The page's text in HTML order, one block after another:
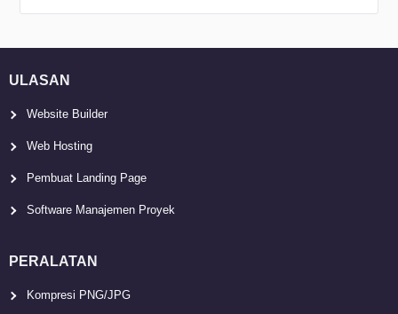
ULASAN
Website Builder
Web Hosting
Pembuat Landing Page
Software Manajemen Proyek
PERALATAN
Kompresi PNG/JPG